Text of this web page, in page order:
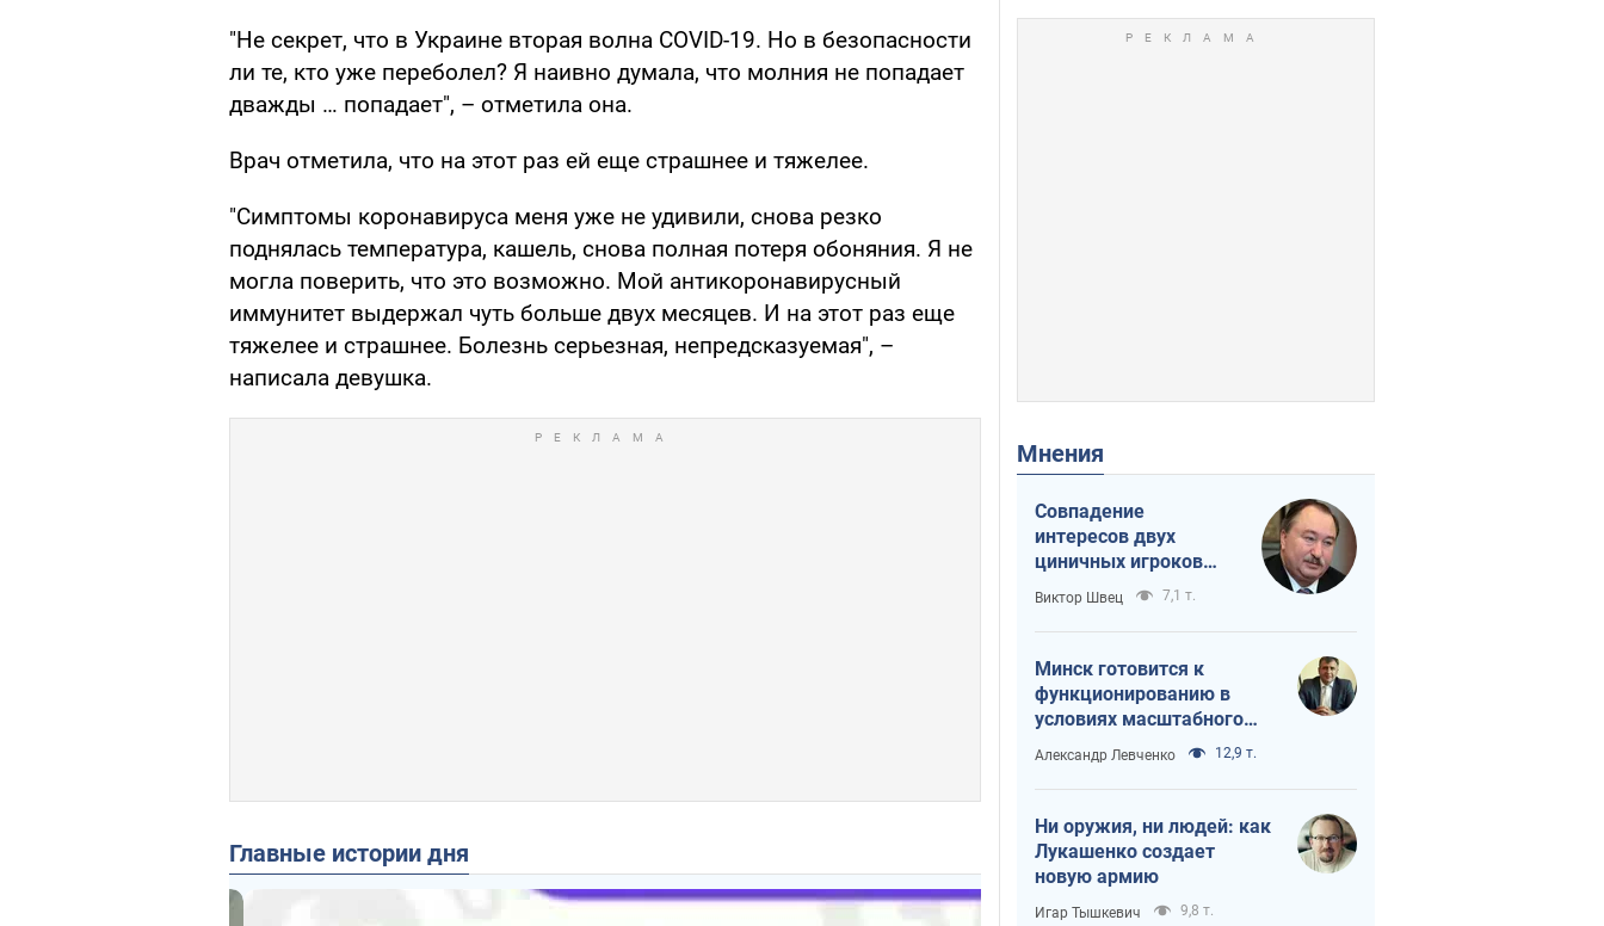
"Не секрет, что в Украине вторая волна COVID-19. Но в безопасности
ли те, кто уже переболел? Я наивно думала, что молния не попадает
дважды … попадает", – отметила она.
Врач отметила, что на этот раз ей еще страшнее и тяжелее.
"Симптомы коронавируса меня уже не удивили, снова резко
поднялась температура, кашель, снова полная потеря обоняния. Я не
могла поверить, что это возможно. Мой антикоронавирусный
иммунитет выдержал чуть больше двух месяцев. И на этот раз еще
тяжелее и страшнее. Болезнь серьезная, непредсказуемая", –
написала девушка.
Главные истории дня
Мнения
Совпадение
интересов двух
циничных игроков
или тайный план
Трампа и Путина?
Виктор Швец 7,1 т.
Минск готовится к
функционированию в
условиях масштабного
военного кризиса
Александр Левченко 12,9 т.
Ни оружия, ни людей: как
Лукашенко создает
новую армию
Игар Тышкевич 9,8 т.